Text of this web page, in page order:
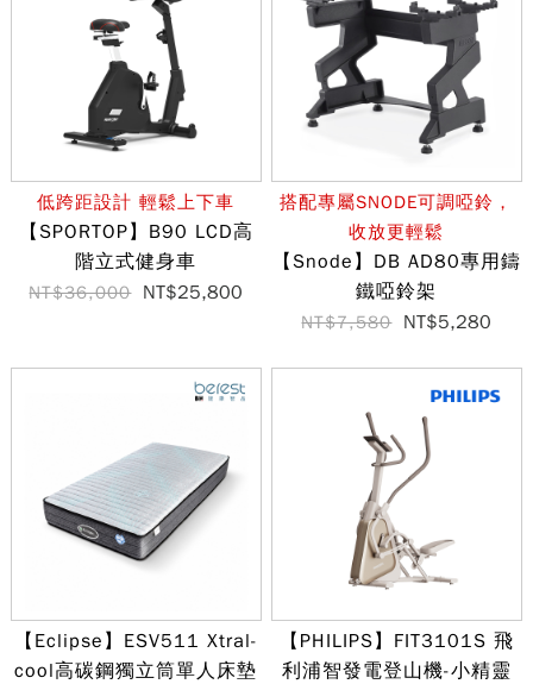
低跨距設計 輕鬆上下車
【SPORTOP】B90 LCD高
階立式健身車
NT$36,000 NT$25,800
搭配專屬SNODE可調啞鈴，
收放更輕鬆
【Snode】DB AD80專用鑄
鐵啞鈴架
NT$7,580 NT$5,280
【Eclipse】ESV511 Xtral-
cool高碳鋼獨立筒單人床墊
【PHILIPS】FIT3101S 飛
利浦智發電登山機-小精靈